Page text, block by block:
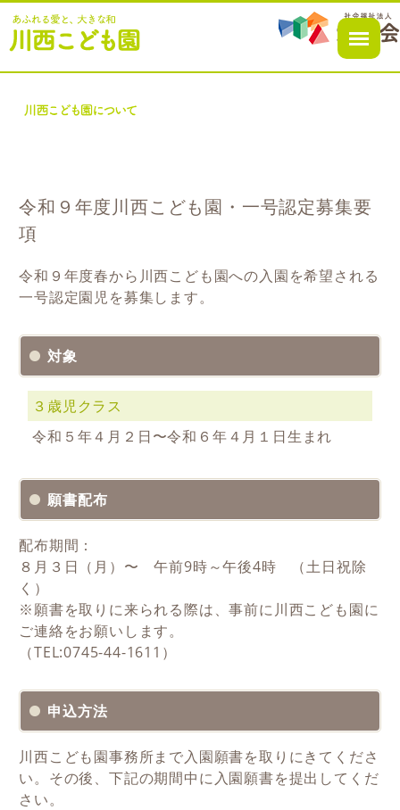
令和９年度川⻄こども園・⼀号認定募集要
項
令和９年度春から川⻄こども園への⼊園を希望される
⼀号認定園児を募集します。
対象
３歳児クラス
令和５年４⽉２⽇〜令和６年４⽉１⽇⽣まれ
願書配布
配布期間：
８⽉３⽇（月）〜 午前9時～午後4時 （土日祝除
く）
※願書を取りに来られる際は、事前に川西こども園に
ご連絡をお願いします。
（TEL:0745-44-1611 ）
申込方法
川西こども園事務所まで入園願書を取りにきてくださ
い。その後、下記の期間中に入園願書を提出してくだ
さい。